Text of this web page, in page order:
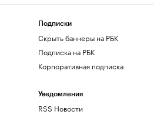
Подписки
Скрыть баннеры на РБК
Подписка на РБК
Корпоративная подписка
Уведомления
RSS Новости